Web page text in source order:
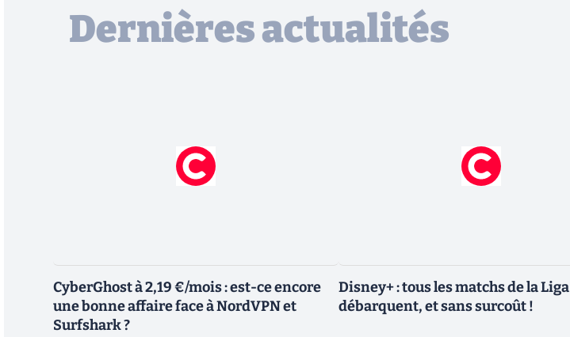
Dernières actualités
CyberGhost à 2,19 €/mois : est-ce encore
une bonne affaire face à NordVPN et
Surfshark ?
Disney+ : tous les matchs de la Liga
débarquent, et sans surcoût !